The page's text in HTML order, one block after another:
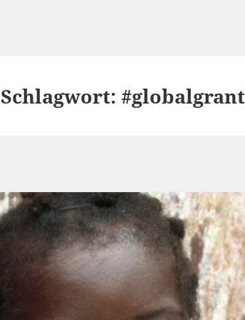
Schlagwort:#globalgrant